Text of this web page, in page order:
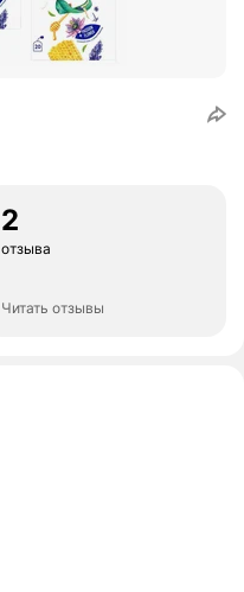
2
отзыва
Читать отзывы